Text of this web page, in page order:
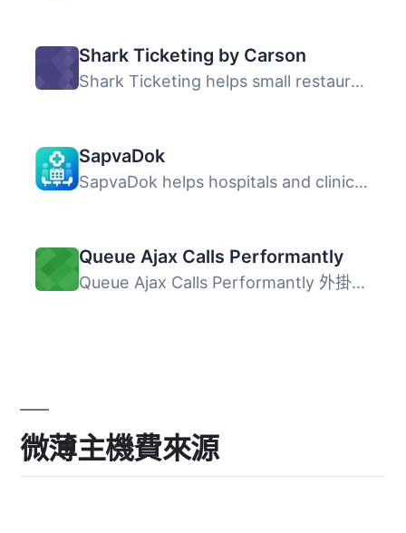
Shark Ticketing by Carson
Shark Ticketing helps small restaurants and service teams...
SapvaDok
SapvaDok helps hospitals and clinics manage doctors, prac...
Queue Ajax Calls Performantly
Queue Ajax Calls Performantly 外掛提供了一種有效的方式來...
微薄主機費來源